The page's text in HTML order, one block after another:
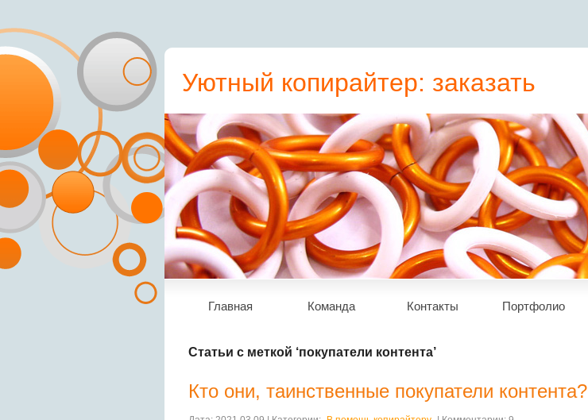
Уютный копирайтер: заказать
пресс-релиз, статьи, рерайт
Главная Команда Контакты Портфолио
Статьи с меткой ‘покупатели контента’
Кто они, таинственные покупатели контента?